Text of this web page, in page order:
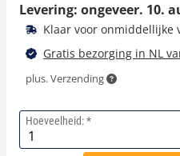
Levering: ongeveer. 10.
Klaar voor onmiddellijke
Gratis bezorging in NL
plus. Verzending
Hoeveelheid: